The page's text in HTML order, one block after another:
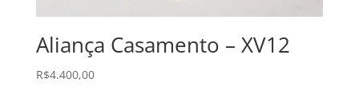
Aliança Casamento – XV12
R$4.400,00